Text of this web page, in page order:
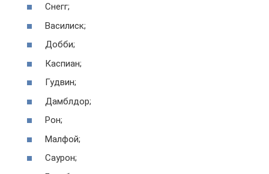
Снегг;
Василиск;
Добби;
Каспиан;
Гудвин;
Дамблдор;
Рон;
Малфой;
Саурон;